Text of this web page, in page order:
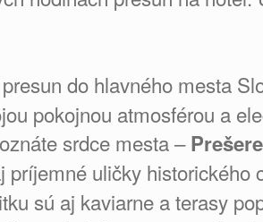
do hlavného mesta
pokojnou atmosférou a
srdce mesta –
príjemné uličky historického
sú aj kaviarne a terasy